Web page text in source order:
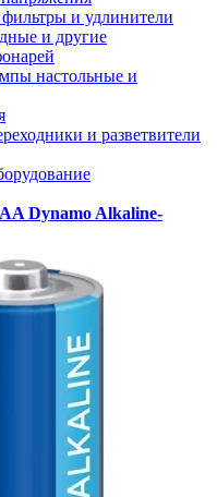
и удлинители
и другие
настольные и
и разветвители
Dynamo Alkaline-